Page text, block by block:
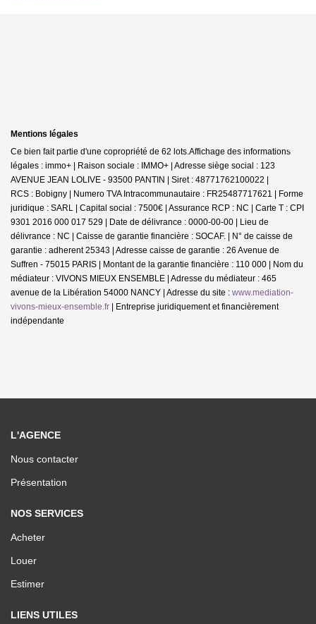
Mentions légales
Ce bien fait partie d'une copropriété de 62 lots.Affichage des informations
légales : immo+ | Raison sociale : IMMO+ | Adresse siège social : 123
AVENUE JEAN LOLIVE - 93500 PANTIN | Siret : 48771762100022 |
RCS : Bobigny | Numero TVA Intracommunautaire : FR25487717621 | Forme
juridique : SARL | Capital social : 7500€ | Assurance RCP : NC | Carte T : CPI
9301 2016 000 017 529 | Date de délivrance : 0000-00-00 | Lieu de
délivrance : NC | Caisse de garantie financière : SOCAF. | N° de caisse de
garantie : adherent 25343 | Adresse caisse de garantie : 26 Avenue de
Suffren - 75015 PARIS | Montant de la garantie financière : 110 000 | Nom du
médiateur : VIVONS MIEUX ENSEMBLE | Adresse du médiateur : 465
avenue de la Libération 54000 NANCY | Adresse du site : www.mediation-
vivons-mieux-ensemble.fr | Entreprise juridiquement et financièrement
indépendante
L'AGENCE
Nous contacter
Présentation
NOS SERVICES
Acheter
Louer
Estimer
LIENS UTILES